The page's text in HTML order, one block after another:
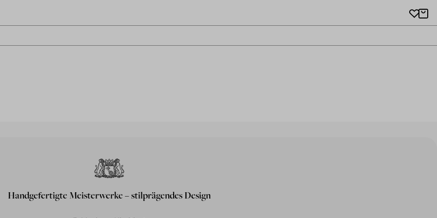
Handgefertigte Meisterwerke – stilprägendes Design